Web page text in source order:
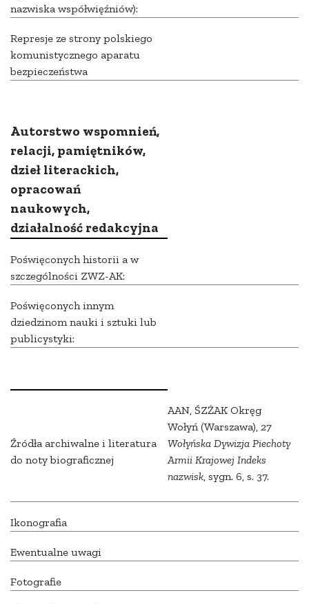
nazwiska współwięźniów):
Represje ze strony polskiego
komunistycznego aparatu
bezpieczeństwa
Autorstwo wspomnień,
relacji, pamiętników,
dzieł literackich,
opracowań
naukowych,
działalność redakcyjna
Poświęconych historii a w
szczególności ZWZ-AK:
Poświęconych innym
dziedzinom nauki i sztuki lub
publicystyki:
Źródła archiwalne i literatura
do noty biograficznej
AAN, ŚZŻAK Okręg
Wołyń (Warszawa), 27
Wołyńska Dywizja Piechoty
Armii Krajowej Indeks
nazwisk, sygn. 6, s. 37.
Ikonografia
Ewentualne uwagi
Fotografie